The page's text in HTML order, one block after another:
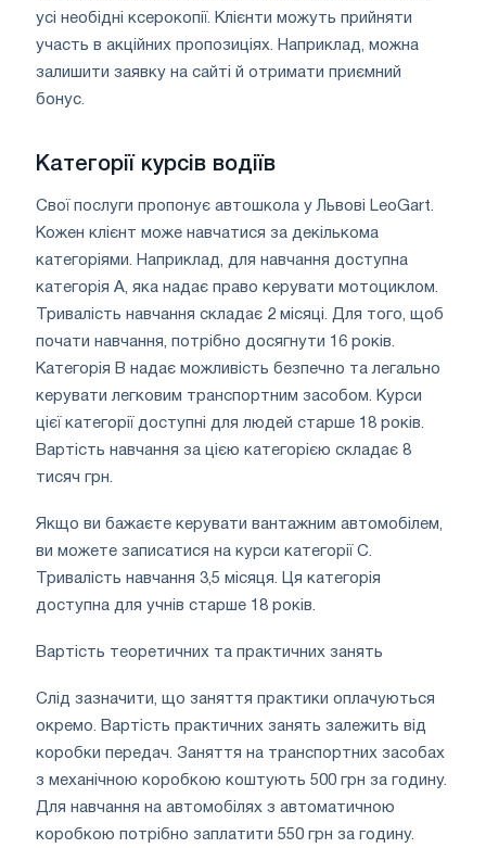
усі необідні ксерокопії. Клієнти можуть прийняти
участь в акційних пропозиціях. Наприклад, можна
залишити заявку на сайті й отримати приємний
бонус.
Категорії курсів водіїв
Свої послуги пропонує автошкола у Львові LeoGart.
Кожен клієнт може навчатися за декількома
категоріями. Наприклад, для навчання доступна
категорія А, яка надає право керувати мотоциклом.
Тривалість навчання складає 2 місяці. Для того, щоб
почати навчання, потрібно досягнути 16 років.
Категорія В надає можливість безпечно та легально
керувати легковим транспортним засобом. Курси
цієї категорії доступні для людей старше 18 років.
Вартість навчання за цією категорією складає 8
тисяч грн.
Якщо ви бажаєте керувати вантажним автомобілем,
ви можете записатися на курси категорії С.
Тривалість навчання 3,5 місяця. Ця категорія
доступна для учнів старше 18 років.
Вартість теоретичних та практичних занять
Слід зазначити, що заняття практики оплачуються
окремо. Вартість практичних занять залежить від
коробки передач. Заняття на транспортних засобах
з механічною коробкою коштують 500 грн за годину.
Для навчання на автомобілях з автоматичною
коробкою потрібно заплатити 550 грн за годину.